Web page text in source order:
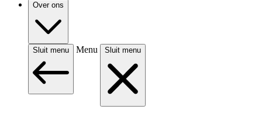
Over ons
Sluit menu Menu Sluit menu